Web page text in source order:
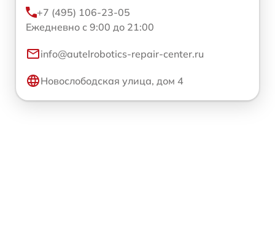
+7 (495) 106-23-05
Ежедневно с 9:00 до 21:00
info@autelrobotics-repair-center.ru
Новослободская улица, дом 4